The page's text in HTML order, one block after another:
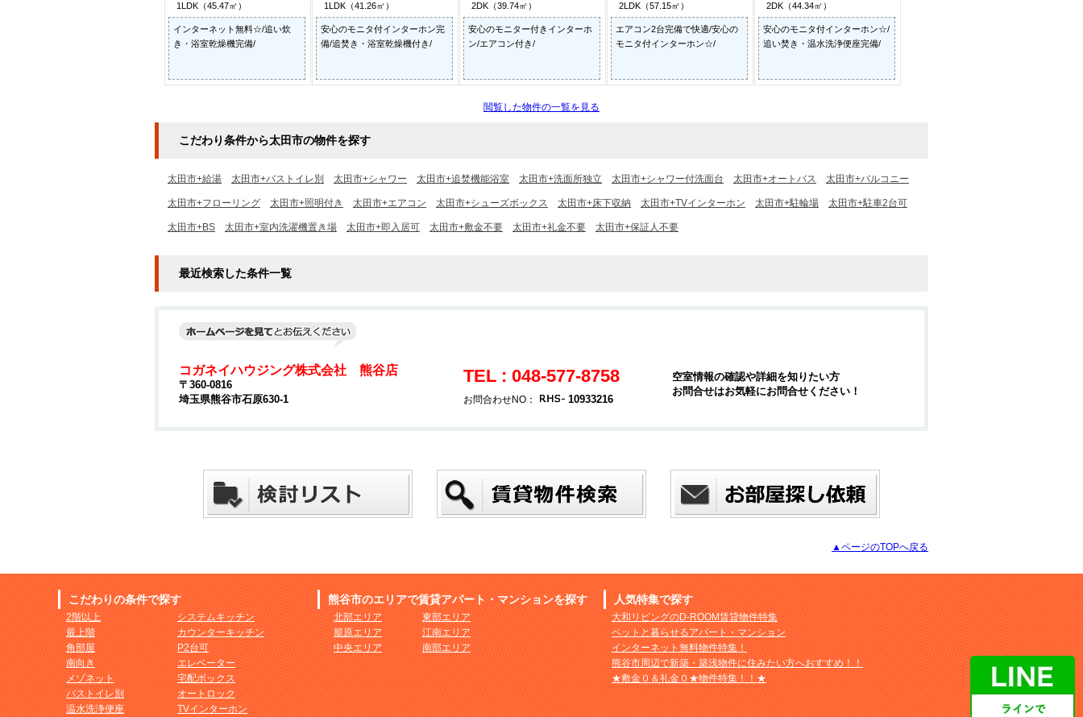
1LDK（45.47㎡）
インターネット無料☆/追い炊
き・浴室乾燥機完備/
1LDK（41.26㎡）
安心のモニタ付インターホン完
備/追焚き・浴室乾燥機付き/
2DK（39.74㎡）
安心のモニター付きインターホ
ン/エアコン付き/
2LDK（57.15㎡）
エアコン2台完備で快適/安心の
モニタ付インターホン☆/
2DK（44.34㎡）
安心のモニタ付インターホン☆/
追い焚き・温水洗浄便座完備/
閲覧した物件の一覧を見る
こだわり条件から太田市の物件を探す
太田市+給湯 太田市+バストイレ別 太田市+シャワー 太田市+追焚機能浴室 太田市+洗面所独立 太田市+シャワー付洗面台 太田市+オートバス 太田市+バルコニー
太田市+フローリング 太田市+照明付き 太田市+エアコン 太田市+シューズボックス 太田市+床下収納 太田市+TVインターホン 太田市+駐輪場 太田市+駐車2台可
太田市+BS 太田市+室内洗濯機置き場 太田市+即入居可 太田市+敷金不要 太田市+礼金不要 太田市+保証人不要
最近検索した条件一覧
コガネイハウジング株式会社 熊谷店
〒360-0816
埼玉県熊谷市石原630-1
TEL : 048-577-8758
お問合わせNO： 10933216
空室情報の確認や詳細を知りたい方
お問合せはお気軽にお問合せください！
▲ページのTOPへ戻る
こだわりの条件で探す
2階以上
最上階
角部屋
南向き
メゾネット
バストイレ別
温水洗浄便座
システムキッチン
カウンターキッチン
P2台可
エレベーター
宅配ボックス
オートロック
TVインターホン
熊谷市のエリアで賃貸アパート・マンションを探す
北部エリア
籠原エリア
中央エリア
東部エリア
江南エリア
南部エリア
人気特集で探す
大和リビングのD-ROOM賃貸物件特集
ペットと暮らせるアパート・マンション
インターネット無料物件特集！
熊谷市周辺で新築・築浅物件に住みたい方へおすすめ！！
★敷金０＆礼金０★物件特集！！★